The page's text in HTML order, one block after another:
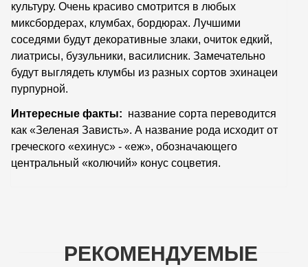
культуру. Очень красиво смотрится в любых
миксбордерах, клумбах, бордюрах. Лучшими
соседями будут декоративные злаки, очиток едкий,
лиатрисы, бузульники, василисник. Замечательно
будут выглядеть клумбы из разных сортов эхинацеи
пурпурной.
Интересные факты: название сорта переводится
как «Зеленая Зависть». А название рода исходит от
греческого «ехинус» - «еж», обозначающего
центральный «колючий» конус соцветия.
РЕКОМЕНДУЕМЫЕ